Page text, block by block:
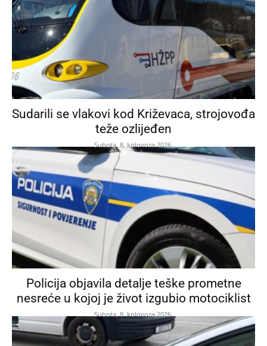
Sudarili se vlakovi kod Križevaca, strojovođa
teže ozlijeđen
Subota, 8. kolovoza 2026.
Policija objavila detalje teške prometne
nesreće u kojoj je život izgubio motociklist
Subota, 8. kolovoza 2026.